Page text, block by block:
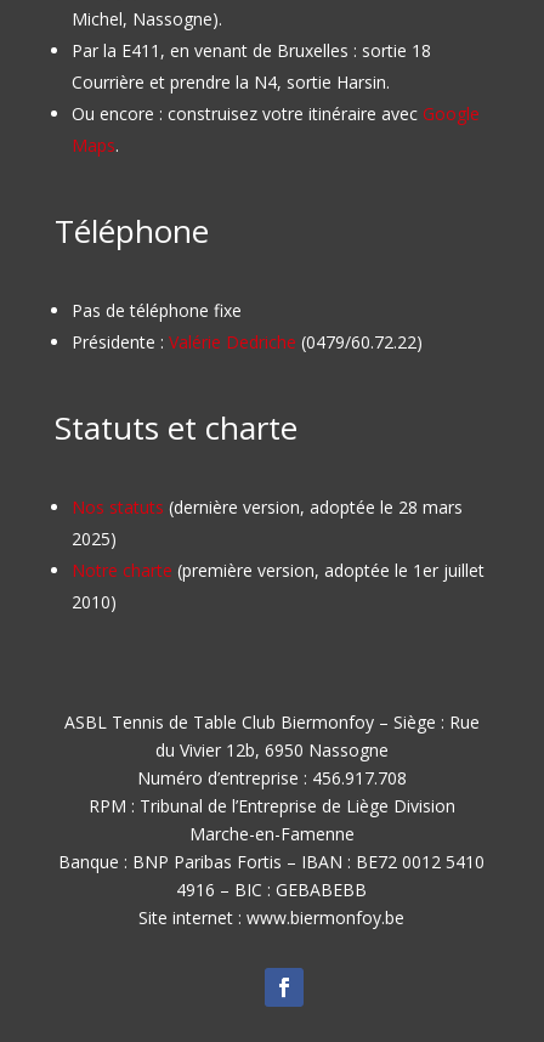
Michel, Nassogne).
Par la E411, en venant de Bruxelles : sortie 18
Courrière et prendre la N4, sortie Harsin.
Ou encore : construisez votre itinéraire avec Google
Maps.
Téléphone
Pas de téléphone fixe
Présidente : Valérie Dedriche (0479/60.72.22)
Statuts et charte
Nos statuts (dernière version, adoptée le 28 mars
2025)
Notre charte (première version, adoptée le 1er juillet
2010)
ASBL Tennis de Table Club Biermonfoy – Siège : Rue
du Vivier 12b, 6950 Nassogne
Numéro d’entreprise : 456.917.708
RPM : Tribunal de l’Entreprise de Liège Division
Marche-en-Famenne
Banque : BNP Paribas Fortis – IBAN : BE72 0012 5410
4916 – BIC : GEBABEBB
Site internet : www.biermonfoy.be